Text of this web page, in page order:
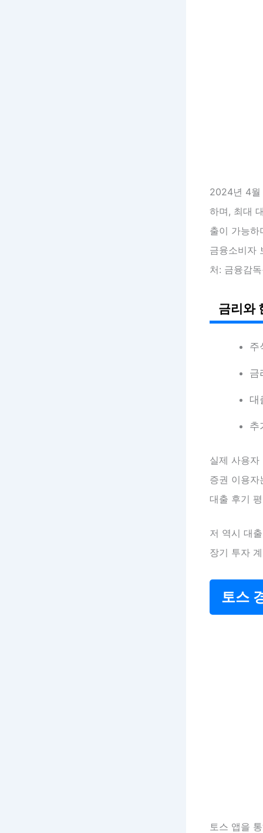
2024년 4월
하며, 최대
출이 가능
금융소비자
처: 금융감
금리와
주
금
대
추
실제 사용
증권 이용
대출 후기
저 역시 대
장기 투자
토스
토스 앱을